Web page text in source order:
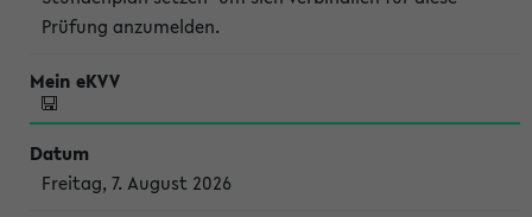
Prüfung anzumelden.
Freitag, 7. August 2026